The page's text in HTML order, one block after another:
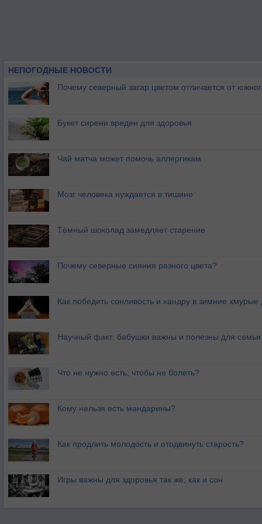
НЕПОГОДНЫЕ НОВОСТИ
Почему северный загар цветом отличается от
Букет сирени вреден для здоровья
Чай матча может помочь аллергикам
Мозг человека нуждается в тишине
Тёмный шоколад замедляет старение
Почему северные сияния разного цвета?
Как победить сонливость и хандру в зимние хмурые
Научный факт: бабушки важны и полезны для семьи
Что не нужно есть, чтобы не болеть?
Кому нельзя есть мандарины?
Как продлить молодость и отодвинуть старость?
Игры важны для здоровья так же, как и сон